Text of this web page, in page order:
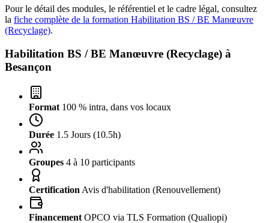
Pour le détail des modules, le référentiel et le cadre légal, consultez
la fiche complète de la formation Habilitation BS / BE Manœuvre
(Recyclage).
Habilitation BS / BE Manœuvre (Recyclage) à
Besançon
Format 100 % intra, dans vos locaux
Durée 1.5 Jours (10.5h)
Groupes 4 à 10 participants
Certification Avis d'habilitation (Renouvellement)
Financement OPCO via TLS Formation (Qualiopi)